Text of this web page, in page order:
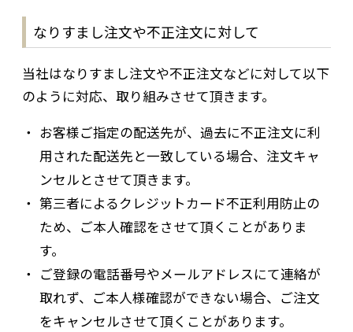
なりすまし注文や不正注文に対して
当社はなりすまし注文や不正注文などに対して以下
のように対応、取り組みさせて頂きます。
お客様ご指定の配送先が、過去に不正注文に利
用された配送先と一致している場合、注文キャ
ンセルとさせて頂きます。
第三者によるクレジットカード不正利用防止の
ため、ご本人確認をさせて頂くことがありま
す。
ご登録の電話番号やメールアドレスにて連絡が
取れず、ご本人様確認ができない場合、ご注文
をキャンセルさせて頂くことがあります。